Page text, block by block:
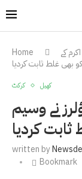
Home
کے
بھی غلط ثابت کردیا
کرکٹ کھیل
نے وسیم
ثابت کردیا
written by
Bookmark